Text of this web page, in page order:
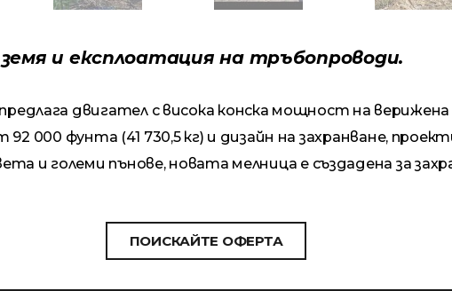
и експлоатация на тръбопроводи.
двигател с висока конска мощност на
000 фунта (41 730,5 кг) и дизайн на захранване,
и големи пънове, новата мелница е създадена за
ПОИСКАЙТЕ ОФЕРТА